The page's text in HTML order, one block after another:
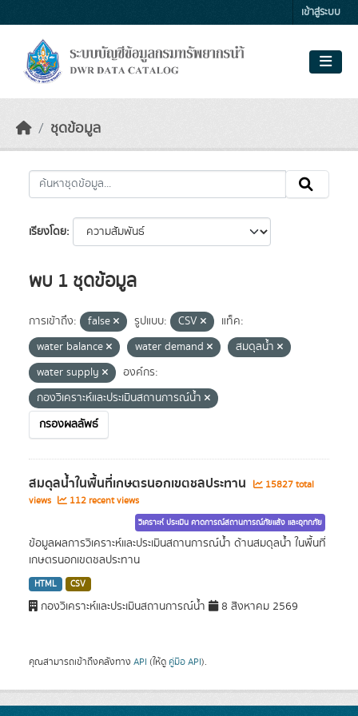
เข้าสู่ระบบ
ชุดข้อมูล
เรียงโดย
พบ 1 ชุดข้อมูล
การเข้าถึง: false รูปแบบ: CSV
แท็ค:
water balance
water demand
สมดุลน้ำ
water supply
องค์กร:
กองวิเคราะห์และประเมินสถานการณ์น้ำ
กรองผลลัพธ์
สมดุลน้ำในพื้นที่เกษตรนอกเขตชลประทาน
15827 total
views
112 recent views
วิเคราะห์ ประเมิน คาดการณ์สถานการณ์ภัยแล้ง และอุทกภัย
ข้อมูลผลการวิเคราะห์และประเมินสถานการณ์น้ำ ด้านสมดุลน้ำ ในพื้นที่
เกษตรนอกเขตชลประทาน
HTML CSV
กองวิเคราะห์และประเมินสถานการณ์น้ำ 8 สิงหาคม 2569
คุณสามารถเข้าถึงคลังทาง API (ให้ดู คู่มือ API).